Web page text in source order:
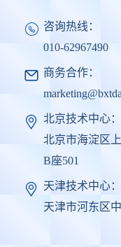
咨询热线：
010-62967490
商务合作：
北京技术中心：
北京市海淀区
B座501
天津技术中心：
天津市河东区